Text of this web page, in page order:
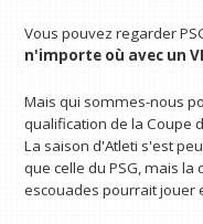
Vous pouvez regarder
n'importe où avec un
Mais qui sommes-nous
qualification de la Coupe
La saison d'Atleti s'est
que celle du PSG, mais
escouades pourrait jouer